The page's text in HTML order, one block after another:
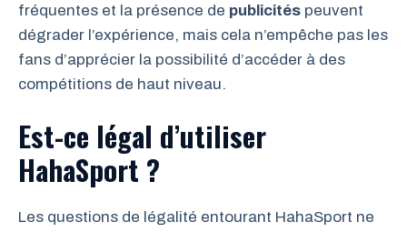
fréquentes et la présence de publicités peuvent
dégrader l’expérience, mais cela n’empêche pas les
fans d’apprécier la possibilité d’accéder à des
compétitions de haut niveau.
Est-ce légal d’utiliser
HahaSport ?
Les questions de légalité entourant HahaSport ne